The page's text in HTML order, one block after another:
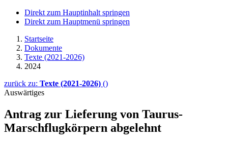
Direkt zum Hauptinhalt springen
Direkt zum Hauptmenü springen
Startseite
Dokumente
Texte (2021-2026)
2024
zurück zu: Texte (2021-2026) ()
Auswärtiges
Antrag zur Lieferung von Taurus-
Marschflugkörpern abgelehnt